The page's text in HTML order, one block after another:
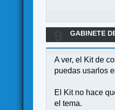
GABINETE
A ver, el Kit de
puedas usarlos
El Kit no hace
el tema.